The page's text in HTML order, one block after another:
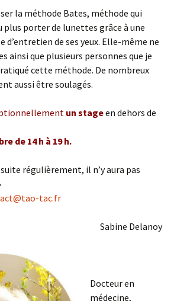
la méthode Bates, méthode qui
plus porter de lunettes grâce à une
d’entretien de ses yeux. Elle-même ne
ainsi que plusieurs personnes que je
cette méthode. De nombreux
aussi être soulagés.
un stageen dehors de
de 14 h à 19 h.
régulièrement, il n’y aura pas
tac.fr
Sabine Delanoy
Docteur en
médecine,